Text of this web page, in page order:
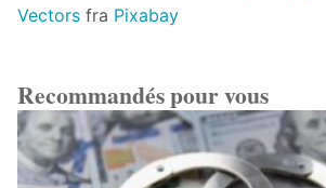
Vectors fra Pixabay
Recommandés pour vous